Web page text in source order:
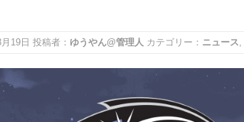
19日 投稿者： ゆうやん@管理人 カテゴリー： ニュース,